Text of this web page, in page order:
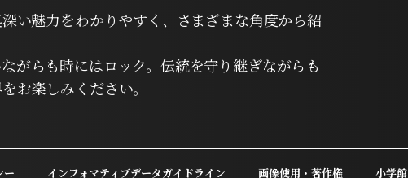
い魅力をわかりやすく、さまざまな角度から紹
がらも時にはロック。伝統を守り継ぎながらも
お楽しみください。
ー インフォマティブデータガイドライン 画像使用・著作権 小学館